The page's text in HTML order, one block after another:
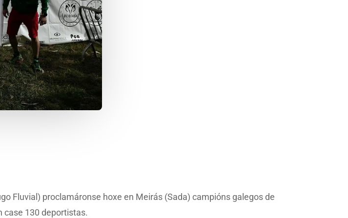
Fluvial) proclamáronse hoxe en Meirás (Sada) campións galegos de
case 130 deportistas.